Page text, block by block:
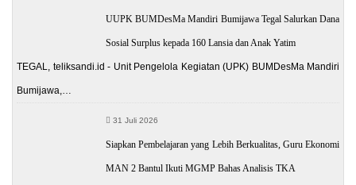
UUPK BUMDesMa Mandiri Bumijawa Tegal Salurkan Dana
Sosial Surplus kepada 160 Lansia dan Anak Yatim
TEGAL, teliksandi.id - Unit Pengelola Kegiatan (UPK) BUMDesMa Mandiri
Bumijawa,…
31 Juli 2026
Siapkan Pembelajaran yang Lebih Berkualitas, Guru Ekonomi
MAN 2 Bantul Ikuti MGMP Bahas Analisis TKA